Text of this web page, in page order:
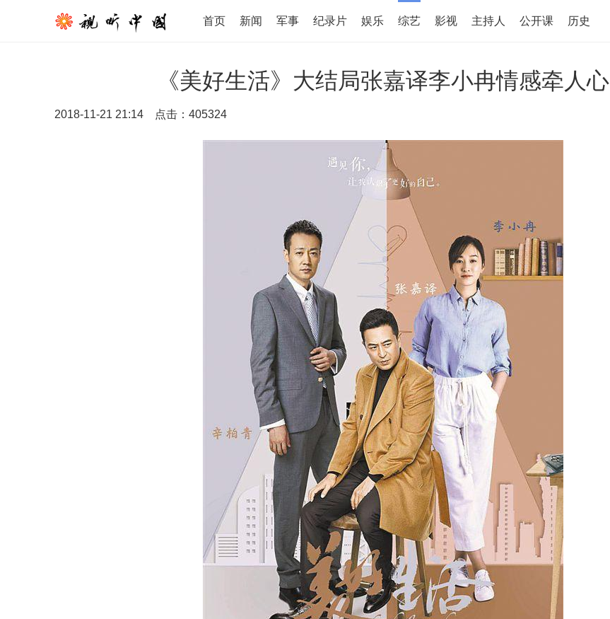
首页 新闻 军事 纪录片 娱乐 综艺 影视 主持人 公开课 历史
《美好生活》大结局张嘉译李小冉情感牵人心
2018-11-21 21:14 点击： 405324